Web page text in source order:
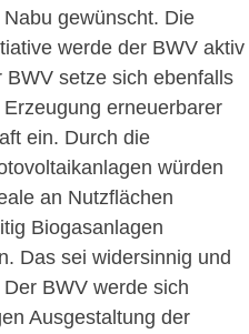
gewünscht. Die
werde der BWV aktiv
setze sich ebenfalls
erneuerbarer
ein. Durch die
würden
an Nutzflächen
Biogasanlagen
Das sei widersinnig und
BWV werde sich
Ausgestaltung der